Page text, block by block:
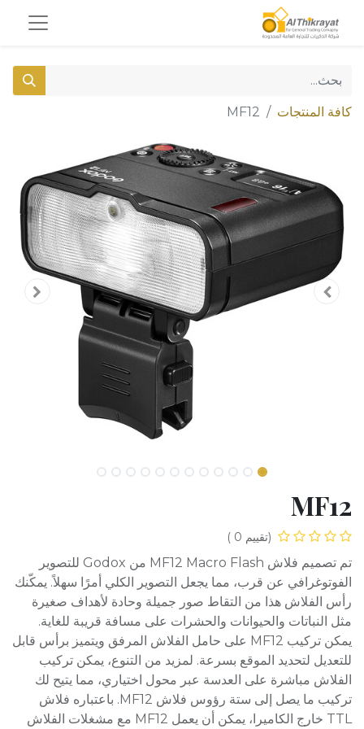
كافة المنتجات MF12
MF12
(تقييم 0 )
تم تصميم فلاش MF12 Macro Flash من Godox للتصوير
الفوتوغرافي عن قرب، مما يجعل التصوير الكلي أمرًا سهلاً. يمكّنك
رأس الفلاش هذا من التقاط صور جميلة وحادة لأهداف صغيرة
مثل النباتات والحيوانات والحشرات على مسافة قريبة للغاية.
يمكن تركيب MF12 على حامل الفلاش المرفق ويتميز برأس قابل
للتعديل لتحديد الموقع بسرعة. لمزيد من التنوع، يمكن تركيب
الفلاش مباشرة على العدسة عبر محول اختياري، مما يتيح لك
تركيب ما يصل إلى ستة رؤوس فلاش MF12. باعتباره فلاش
TTL خارج الكاميرا، يمكن أن يعمل MF12 مع مشغلات الفلاش